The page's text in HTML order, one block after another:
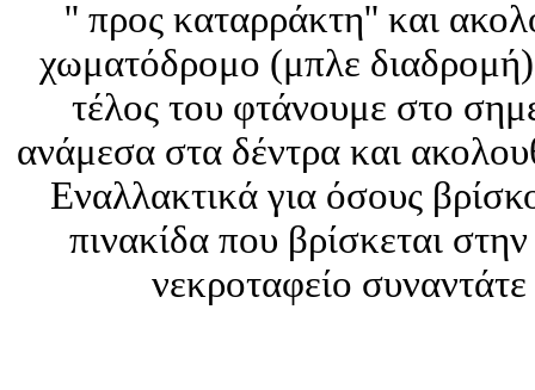
'' προς καταρράκτη'' και
χωματόδρομο (μπλε
τέλος του φτάνουμε στο
ανάμεσα στα δέντρα και
Εναλλακτικά για όσους
πινακίδα που βρίσκεται
νεκροταφείο